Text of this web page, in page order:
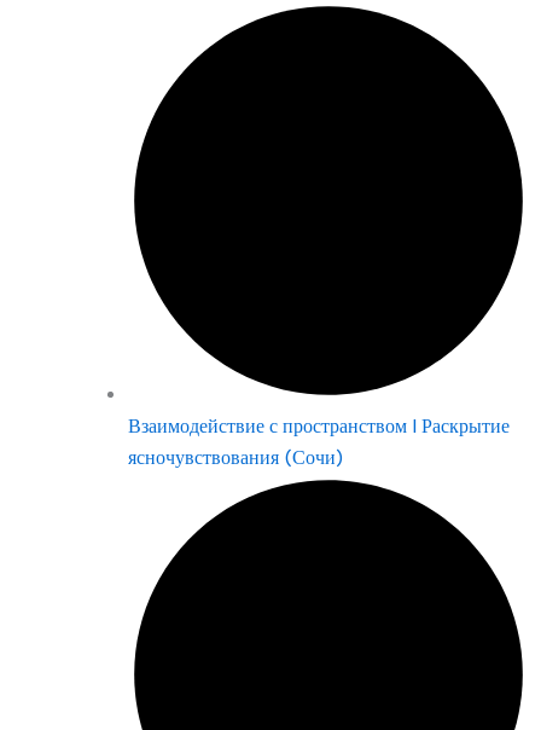
Взаимодействие с пространством | Раскрытие
ясночувствования (Сочи)